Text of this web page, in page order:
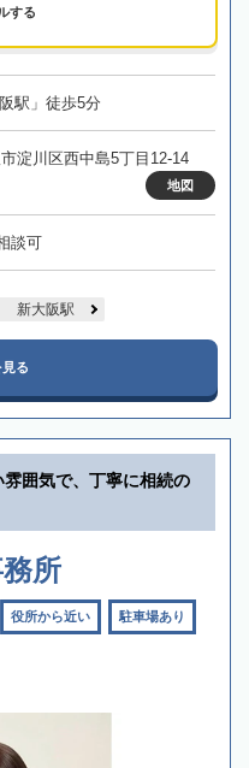
する
駅」徒歩5分
淀川区西中島5丁目12-14
地図
談可
新大阪駅
る
雰囲気で、丁寧に相続の
所
役所から近い 駐車場あり